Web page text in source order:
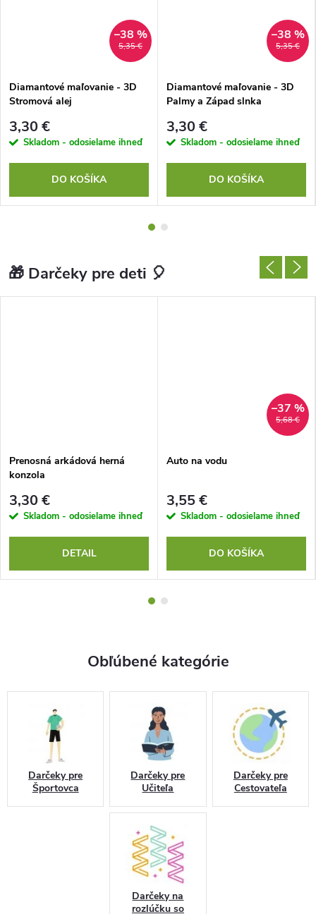
5,35 €
–38 %
Diamantové maľovanie - 3D
Stromová alej
3,30 €
Skladom - odosielame ihneď
DO KOŠÍKA
5,35 €
–38 %
Diamantové maľovanie - 3D
Palmy a Západ slnka
3,30 €
Skladom - odosielame ihneď
DO KOŠÍKA
🎁 Darčeky pre deti 🎈
Prenosná arkádová herná
konzola
3,30 €
Skladom - odosielame ihneď
DETAIL
5,68 €
–37 %
Auto na vodu
3,55 €
Skladom - odosielame ihneď
DO KOŠÍKA
Obľúbené kategórie
Darčeky pre
Športovca
Darčeky pre
Učiteľa
Darčeky pre
Cestovateľa
Darčeky na
rozlúčku so